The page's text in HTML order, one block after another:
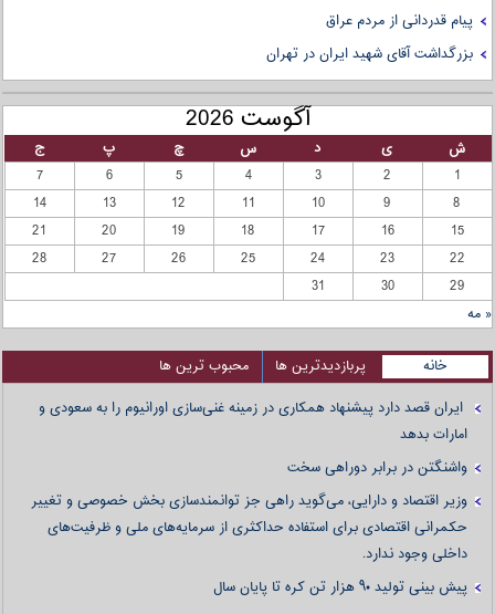
پیام قدردانی از مردم عراق
بزرگداشت آقای شهید ایران در تهران
آگوست 2026
ش ی د س چ پ
ج
1
2
3
4
5
6
7
8
9
10
11
12
13
14
15
16
17
18
19
20
21
22
23
24
25
26
27
28
29
30
31
« مه
خانه پربازدیدترین ها
محبوب ترین ها
ایران قصد دارد پیشنهاد همکاری در زمینه غنی‌سازی اورانیوم را به سعودی و
امارات بدهد
واشنگتن در برابر دوراهی سخت
وزیر اقتصاد و دارایی، می‌گوید راهی جز توانمندسازی بخش خصوصی و تغییر
حکمرانی اقتصادی برای استفاده حداکثری از سرمایه‌های ملی و ظرفیت‌های
داخلی وجود ندارد.
پیش بینی تولید ۹۰ هزار تن کره تا پایان سال